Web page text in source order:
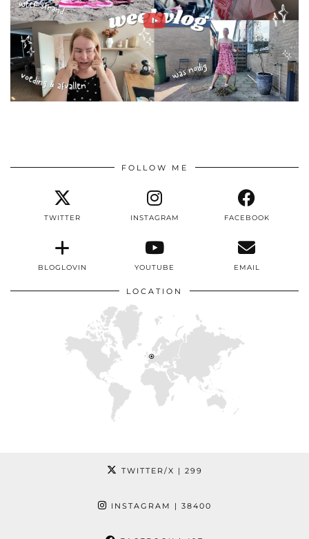
FOLLOW ME
TWITTER INSTAGRAM FACEBOOK
BLOGLOVIN YOUTUBE EMAIL
LOCATION
TWITTER/X | 299
INSTAGRAM | 38400